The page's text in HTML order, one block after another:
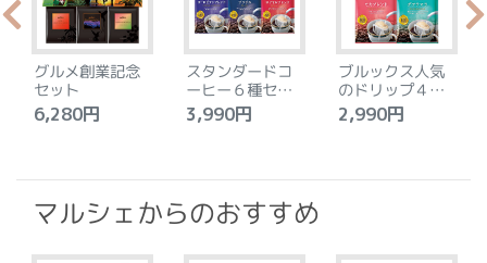
グルメ創業記念
セット
6,280円
スタンダードコ
ーヒー６種セッ
ト
3,990円
ブルックス人気
のドリップ４種
セット
2,990円
マルシェからのおすすめ